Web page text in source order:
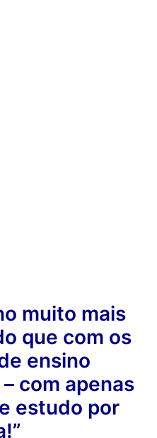
muito mais
que com os
ensino
com apenas
estudo por